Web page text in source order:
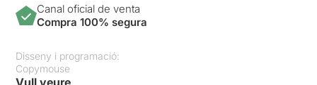
Canal oficial de venta
Compra 100% segura
Disseny i programació:
Copymouse
Vull veure